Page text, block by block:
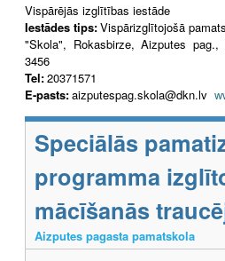
Vispārējās izglītības iestāde
Iestādes tips:Vispārizglītojošā
"Skola", Rokasbirze, Aizputes pag.,
3456
Tel:20371571
E-pasts:aizputespag.skola@dkn.lv
Speciālās
programma
mācīšanās
Aizputes pagasta pamatskola